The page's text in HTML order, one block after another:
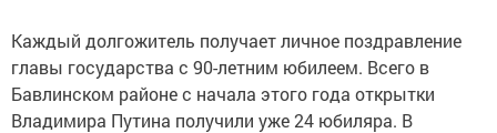
Каждый долгожитель получает личное поздравление
главы государства с 90-летним юбилеем. Всего в
Бавлинском районе с начала этого года открытки
Владимира Путина получили уже 24 юбиляра. В